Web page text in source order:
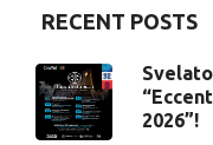
RECENT POSTS
2026”!